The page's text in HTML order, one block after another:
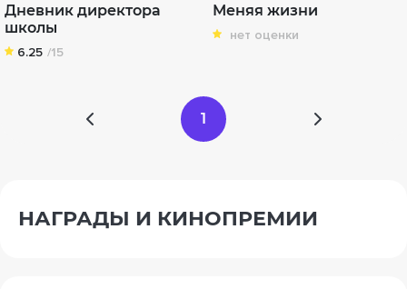
Дневник директора
школы
6.25 /15
Меняя жизни
нет оценки
1
НАГРАДЫ И КИНОПРЕМИИ